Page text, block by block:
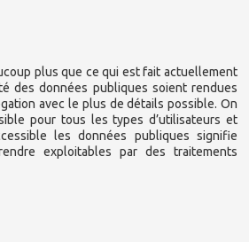
plus que ce qui est fait actuellement
des données publiques soient rendues
avec le plus de détails possible. On
pour tous les types d’utilisateurs et
les données publiques signifie
exploitables par des traitements